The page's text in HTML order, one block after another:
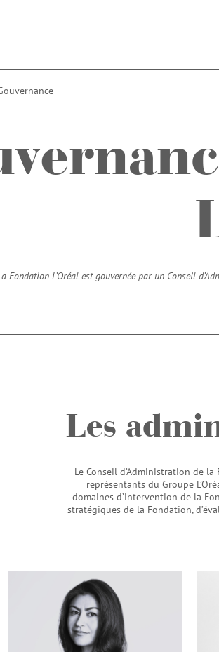
Fondation L’Oréal est gouvernée par un Conseil
Les
Le Conseil d’Administration de la
représentants du Groupe
domaines d’intervention de la
stratégiques de la Fondation,